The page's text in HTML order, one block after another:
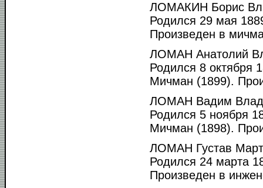
ЛОМАКИН Борис
Родился 29 мая
Произведен в
ЛОМАН Анатолий
Родился 8 октября
Мичман (1899).
ЛОМАН Вадим
Родился 5 ноября
Мичман (1898).
ЛОМАН Густав
Родился 24 марта
Произведен в